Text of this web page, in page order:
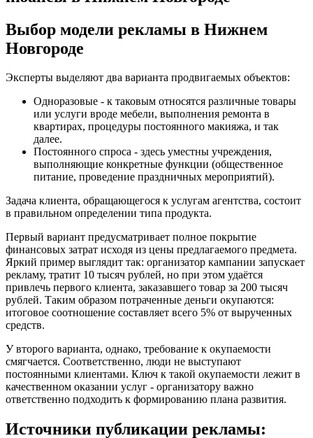
Выбор модели рекламы в Нижнем
Новгороде
Эксперты выделяют два варианта продвигаемых объектов:
Одноразовые - к таковым относятся различные товары
или услуги вроде мебели, выполнения ремонта в
квартирах, процедуры постоянного макияжа, и так
далее.
Постоянного спроса - здесь уместны учреждения,
выполняющие конкретные функции (общественное
питание, проведение праздничных мероприятий).
Задача клиента, обращающегося к услугам агентства, состоит
в правильном определении типа продукта.
Первый вариант предусматривает полное покрытие
финансовых затрат исходя из цены предлагаемого предмета.
Яркий пример выглядит так: организатор кампании запускает
рекламу, тратит 10 тысяч рублей, но при этом удаётся
привлечь первого клиента, заказавшего товар за 200 тысяч
рублей. Таким образом потраченные деньги окупаются:
итоговое соотношение составляет всего 5% от вырученных
средств.
У второго варианта, однако, требование к окупаемости
смягчается. Соответственно, люди не выступают
постоянными клиентами. Ключ к такой окупаемости лежит в
качественном оказании услуг - организатору важно
ответственно подходить к формированию плана развития.
Источники публикации рекламы: